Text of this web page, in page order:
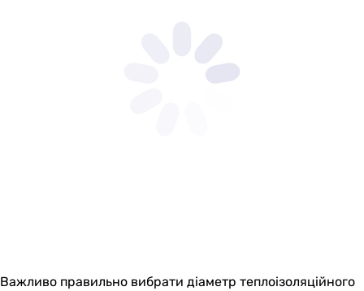
Важливо правильно вибрати діаметр теплоізоляційного